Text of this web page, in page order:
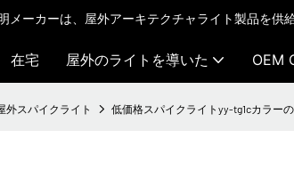
ーカーは、屋外アーキテクチャライト製品を供給
在宅 屋外のライトを導いた OEM
外スパイクライト 低価格スパイクライトyy-tg1cカラー